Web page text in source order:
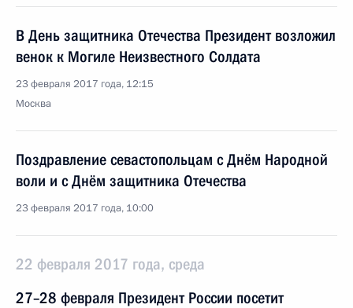
В День защитника Отечества Президент возложил
венок к Могиле Неизвестного Солдата
23 февраля 2017 года, 12:15
Москва
Поздравление севастопольцам с Днём Народной
воли и с Днём защитника Отечества
23 февраля 2017 года, 10:00
22 февраля 2017 года, среда
27–28 февраля Президент России посетит